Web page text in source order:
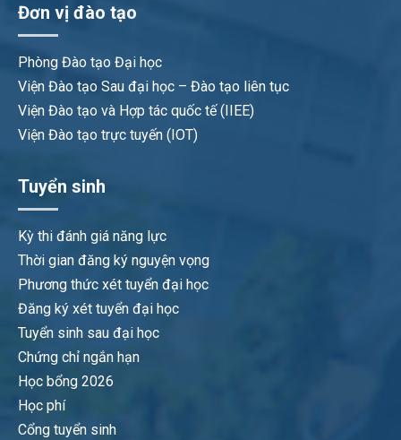
Đơn vị đào tạo
Phòng Đào tạo Đại học
Viện Đào tạo Sau đại học – Đào tạo liên tục
Viện Đào tạo và Hợp tác quốc tế (IIEE)
Viện Đào tạo trực tuyến (IOT)
Tuyển sinh
Kỳ thi đánh giá năng lực
Thời gian đăng ký nguyện vọng
Phương thức xét tuyển đại học
Đăng ký xét tuyển đại học
Tuyển sinh sau đại học
Chứng chỉ ngắn hạn
Học bổng 2026
Học phí
Cổng tuyển sinh